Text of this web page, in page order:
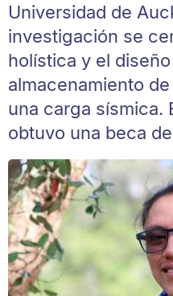
Universidad de
investigación se
holística y el
almacenamiento
una carga sísmica.
obtuvo una beca